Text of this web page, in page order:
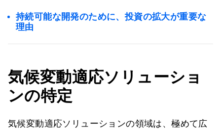
持続可能な開発のために、投資の拡大が重要な
理由
気候変動適応ソリューショ
ンの特定
気候変動適応ソリューションの領域は、極めて広